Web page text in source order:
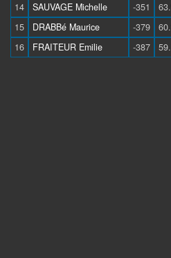
14
SAUVAGE Michelle -351
15
DRABBé Maurice -379
16
FRAITEUR Emilie -387